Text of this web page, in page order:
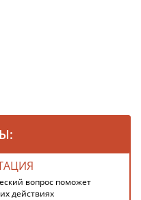
вопрос поможет
действиях